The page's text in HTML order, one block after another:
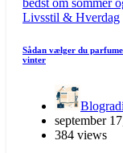
Livsstil & Hverdag
Sådan vælger du
vinter
september
384 views